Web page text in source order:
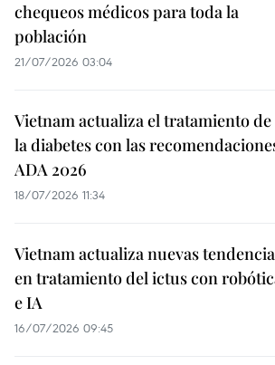
chequeos médicos para toda la
población
21/07/2026 03:04
Vietnam actualiza el tratamiento de
la diabetes con las
ADA 2026
18/07/2026 11:34
Vietnam actualiza nuevas
en tratamiento del ictus con
e IA
16/07/2026 09:45